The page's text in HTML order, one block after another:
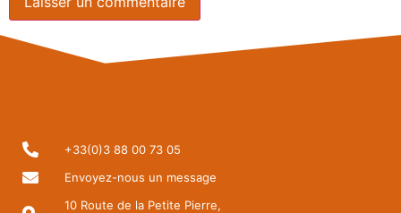
+33(0)3 88 00 73 05
Envoyez-nous un message
10 Route de la Petite Pierre,